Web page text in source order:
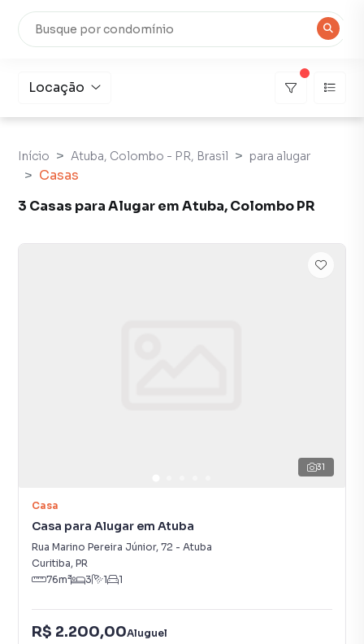
Locação
Início Atuba, Colombo - PR, Brasil para alugar
Casas
3 Casas para Alugar em Atuba, Colombo PR
31
Casa
Casa para Alugar em Atuba
Rua Marino Pereira Júnior, 72 - Atuba
Curitiba, PR
76m² 3 1 1
R$ 2.200,00Aluguel